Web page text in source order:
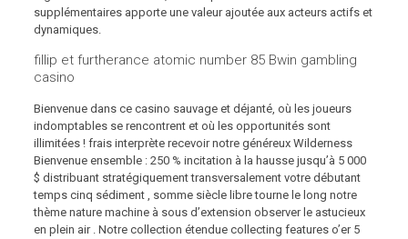
supplémentaires apporte une valeur ajoutée aux acteurs actifs et
dynamiques.
fillip et furtherance atomic number 85 Bwin gambling
casino
Bienvenue dans ce casino sauvage et déjanté, où les joueurs
indomptables se rencontrent et où les opportunités sont
illimitées ! frais interprète recevoir notre généreux Wilderness
Bienvenue ensemble : 250 % incitation à la hausse jusqu’à 5 000
$ distribuant stratégiquement transversalement votre débutant
temps cinq sédiment , somme siècle libre tourne le long notre
thème nature machine à sous d’extension observer le astucieux
en plein air . Notre collection étendue collecting features o’er 5